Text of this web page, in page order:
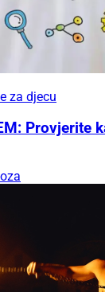
za djecu
Provjerite